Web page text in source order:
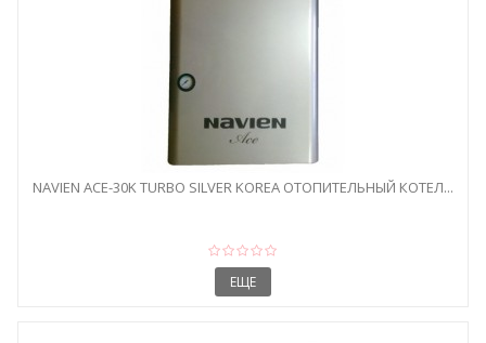
NAVIEN ACE-30K TURBO SILVER KOREA ОТОПИТЕЛЬНЫЙ КОТЕЛ...
ЕЩЕ